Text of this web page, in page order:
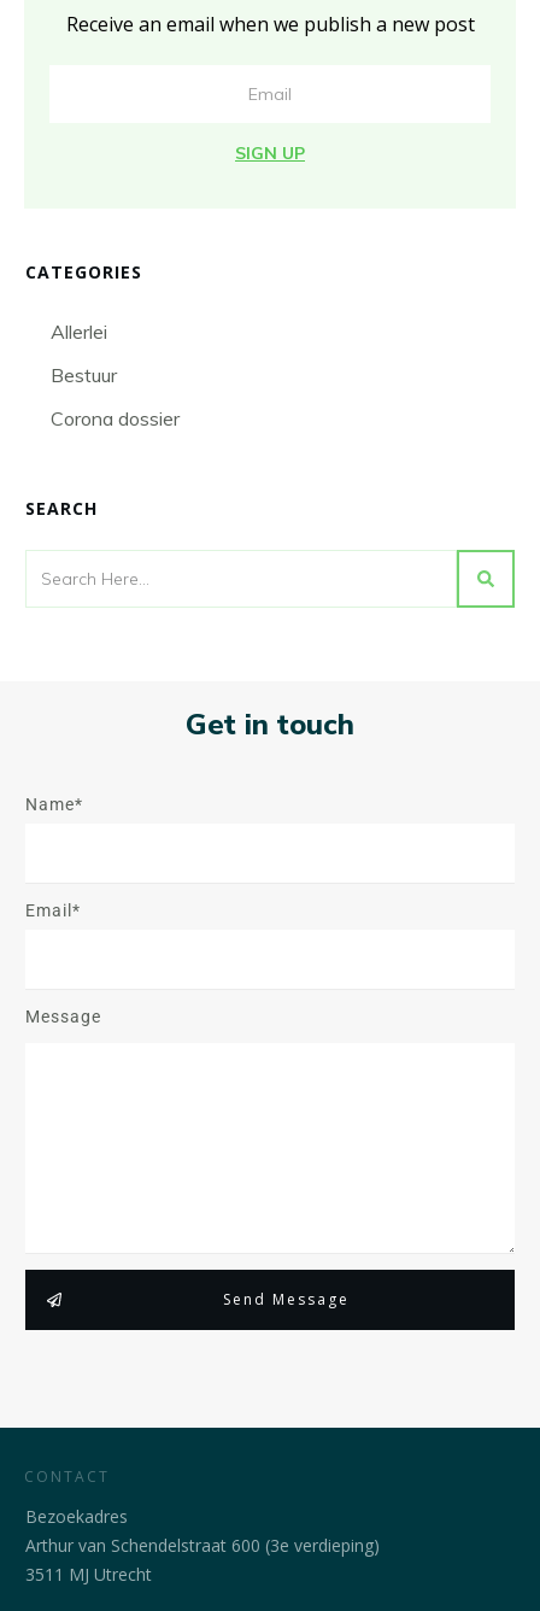
Receive an email when we publish a new post
SIGN UP
CATEGORIES
Allerlei
Bestuur
Corona dossier
SEARCH
Get in touch
Name*
Email*
Message
Send Message
CONTACT
Bezoekadres
Arthur van Schendelstraat 600 (3e verdieping)
3511 MJ Utrecht